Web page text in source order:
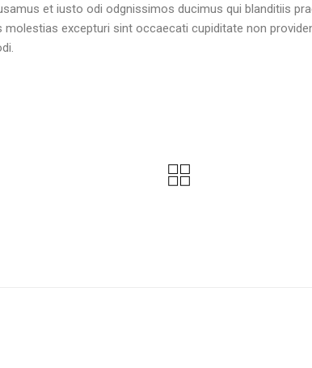
et iusto odi odgnissimos ducimus qui blanditiis
excepturi sint occaecati cupiditate non